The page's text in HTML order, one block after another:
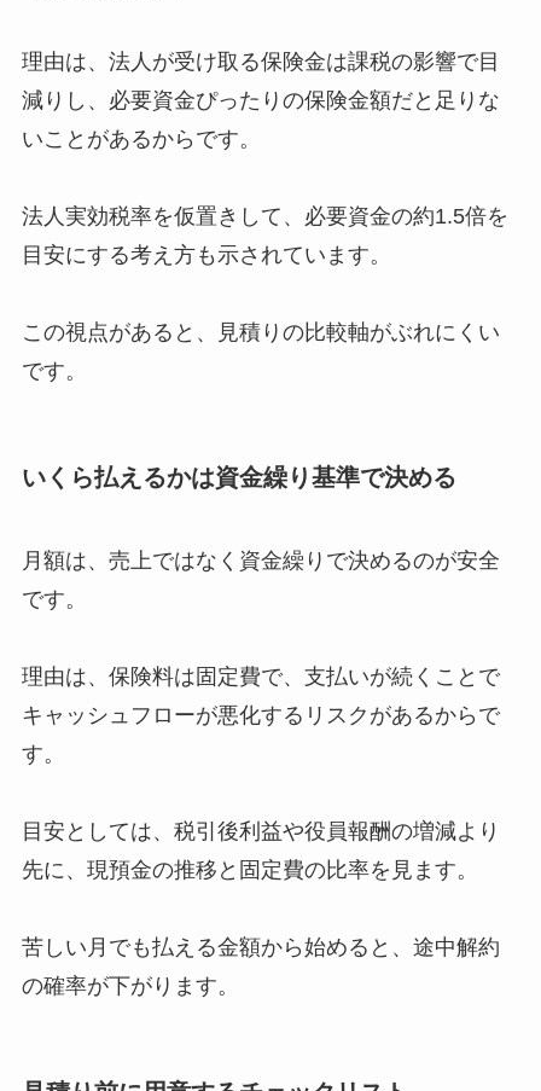
理由は、法人が受け取る保険金は課税の影響で目
減りし、必要資金ぴったりの保険金額だと足りな
いことがあるからです。
法人実効税率を仮置きして、必要資金の約1.5倍を
目安にする考え方も示されています。
この視点があると、見積りの比較軸がぶれにくい
です。
いくら払えるかは資金繰り基準で決める
月額は、売上ではなく資金繰りで決めるのが安全
です。
理由は、保険料は固定費で、支払いが続くことで
キャッシュフローが悪化するリスクがあるからで
す。
目安としては、税引後利益や役員報酬の増減より
先に、現預金の推移と固定費の比率を見ます。
苦しい月でも払える金額から始めると、途中解約
の確率が下がります。